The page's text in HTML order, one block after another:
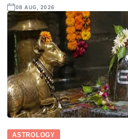
08 AUG, 2026
ASTROLOGY